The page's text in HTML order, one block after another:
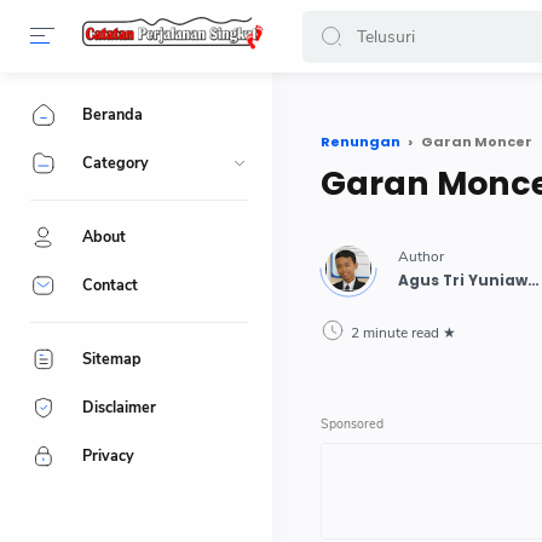
Renungan Garan Moncer
Garan
2 minute read
Beranda
Category
About
Contact
Sitemap
Disclaimer
Privacy